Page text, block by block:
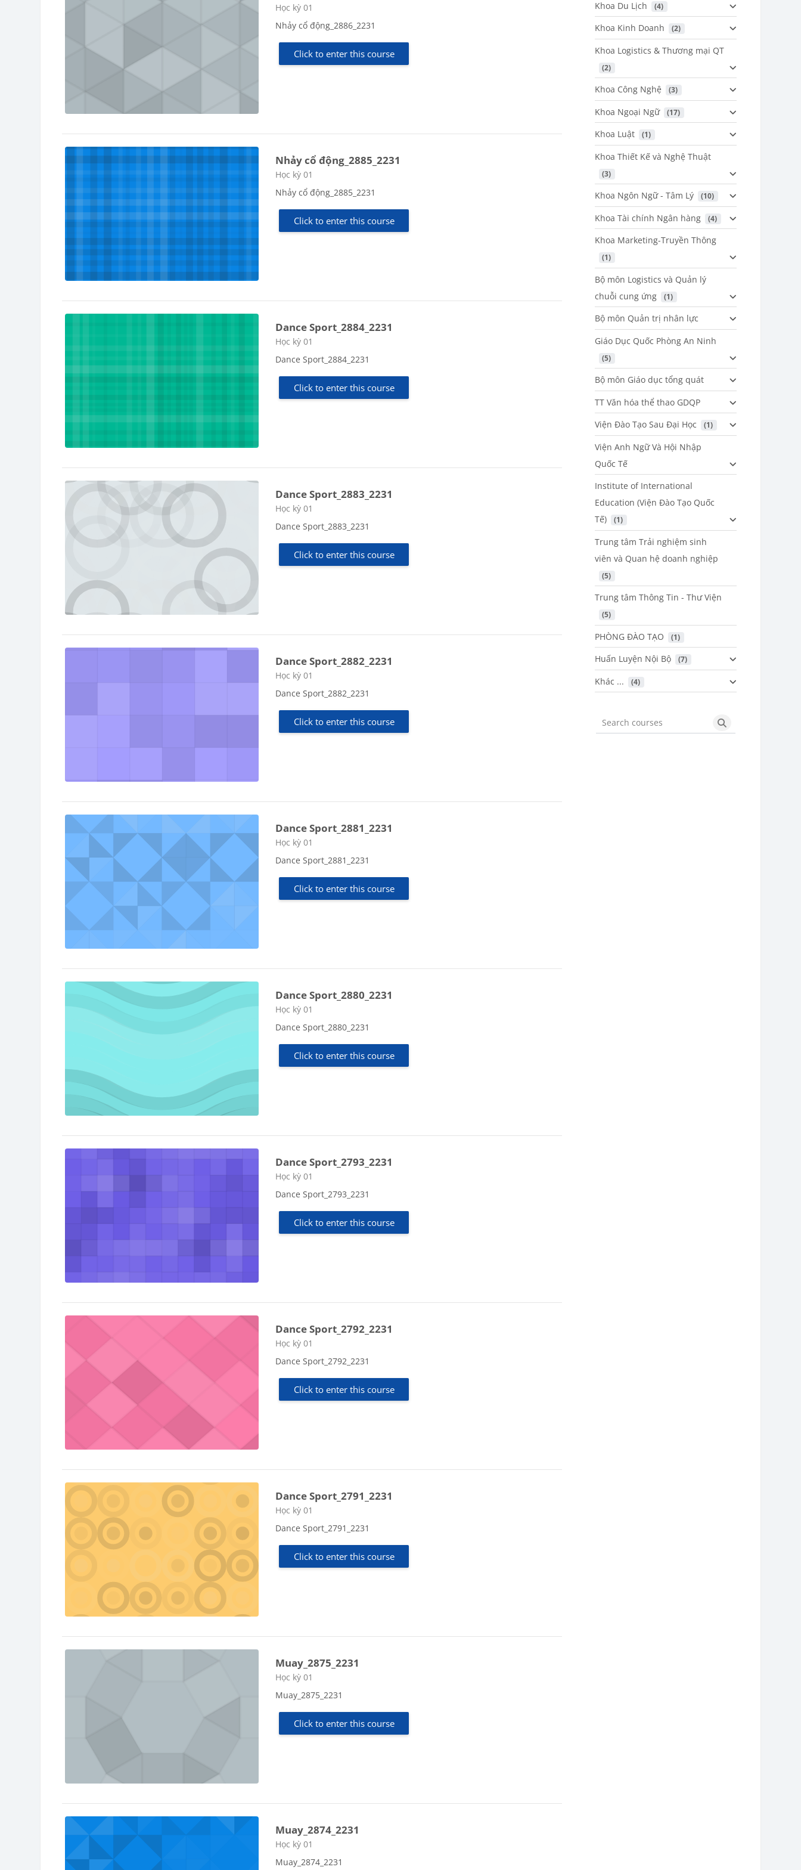
Course category
Học kỳ 01
Nhảy cổ động_2886_2231
Click to enter this course
Nhảy cổ động_2885_2231
Course category
Học kỳ 01
Nhảy cổ động_2885_2231
Click to enter this course
Dance Sport_2884_2231
Course category
Học kỳ 01
Dance Sport_2884_2231
Click to enter this course
Dance Sport_2883_2231
Course category
Học kỳ 01
Dance Sport_2883_2231
Click to enter this course
Dance Sport_2882_2231
Course category
Học kỳ 01
Dance Sport_2882_2231
Click to enter this course
Dance Sport_2881_2231
Course category
Học kỳ 01
Dance Sport_2881_2231
Click to enter this course
Dance Sport_2880_2231
Course category
Học kỳ 01
Dance Sport_2880_2231
Click to enter this course
Dance Sport_2793_2231
Course category
Học kỳ 01
Dance Sport_2793_2231
Click to enter this course
Dance Sport_2792_2231
Course category
Học kỳ 01
Dance Sport_2792_2231
Click to enter this course
Dance Sport_2791_2231
Course category
Học kỳ 01
Dance Sport_2791_2231
Click to enter this course
Muay_2875_2231
Course category
Học kỳ 01
Muay_2875_2231
Click to enter this course
Muay_2874_2231
Course category
Học kỳ 01
Muay_2874_2231
Khoa Du Lịch (4)
Khoa Kinh Doanh (2)
Khoa Logistics & Thương mại QT
(2)
Khoa Công Nghệ (3)
Khoa Ngoại Ngữ (17)
Khoa Luật (1)
Khoa Thiết Kế và Nghệ Thuật
(3)
Khoa Ngôn Ngữ - Tâm Lý (10)
Khoa Tài chính Ngân hàng (4)
Khoa Marketing-Truyền Thông
(1)
Bộ môn Logistics và Quản lý
chuỗi cung ứng
(1)
Bộ môn Quản trị nhân lực
Giáo Dục Quốc Phòng An Ninh
(5)
Bộ môn Giáo dục tổng quát
TT Văn hóa thể thao GDQP
Viện Đào Tạo Sau Đại Học
(1)
Viện Anh Ngữ Và Hội Nhập
Quốc Tế
Institute of International
Education (Viện Đào Tạo Quốc
Tế)
(1)
Trung tâm Trải nghiệm sinh
viên và Quan hệ doanh nghiệp
(5)
Trung tâm Thông Tin - Thư Viện
(5)
PHÒNG ĐÀO TẠO (1)
Huấn Luyện Nội Bộ (7)
Khác ... (4)
Search courses Search courses